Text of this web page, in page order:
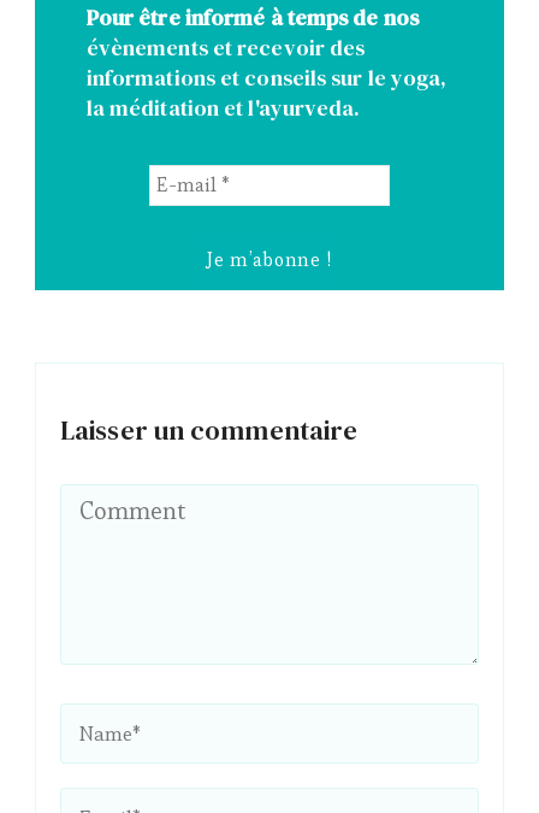
Pour être informé à temps de nos
évènements et recevoir des
informations et conseils sur le yoga,
la méditation et l'ayurveda.
*
Laisser un commentaire